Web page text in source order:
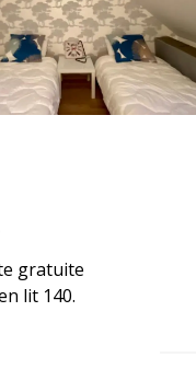
gratuite
lit 140.